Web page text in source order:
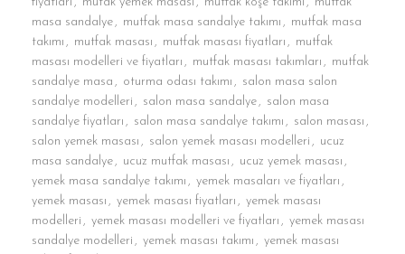
masa sandalye, mutfak masa sandalye takımı , mutfak masa
takımı , mutfak masası , mutfak masası fiyatları , mutfak
masası modelleri ve fiyatları , mutfak masası takımları , mutfak
sandalye masa , oturma odası takımı , salon masa salon
sandalye modelleri , salon masa sandalye, salon masa
sandalye fiyatları , salon masa sandalye takımı , salon masası ,
salon yemek masası , salon yemek masası modelleri , ucuz
masa sandalye, ucuz mutfak masası , ucuz yemek masası ,
yemek masa sandalye takımı , yemek masaları ve fiyatları ,
yemek masası , yemek masası fiyatları , yemek masası
modelleri , yemek masası modelleri ve fiyatları , yemek masası
sandalye modelleri , yemek masası takımı , yemek masası